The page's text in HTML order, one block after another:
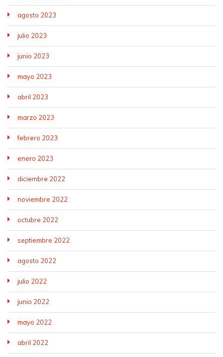
agosto 2023
julio 2023
junio 2023
mayo 2023
abril 2023
marzo 2023
febrero 2023
enero 2023
diciembre 2022
noviembre 2022
octubre 2022
septiembre 2022
agosto 2022
julio 2022
junio 2022
mayo 2022
abril 2022